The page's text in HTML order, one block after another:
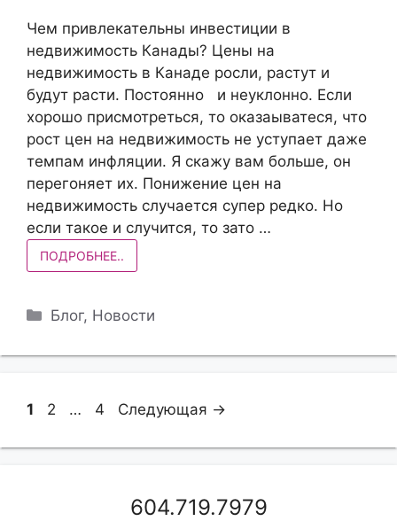
Чем привлекательны инвестиции в
недвижимость Канады? Цены на
недвижимость в Канаде росли, растут и
будут расти. Постоянно и неуклонно. Если
хорошо присмотреться, то оказаыватеся, что
рост цен на недвижимость не уступает даже
темпам инфляции. Я скажу вам больше, он
перегоняет их. Понижение цен на
недвижимость случается супер редко. Но
если такое и случится, то зато …
ПОДРОБНЕЕ..
Рубрики
Блог, Новости
Страница
1 Страница
2 … Страница
4 Следующая →
604.719.7979